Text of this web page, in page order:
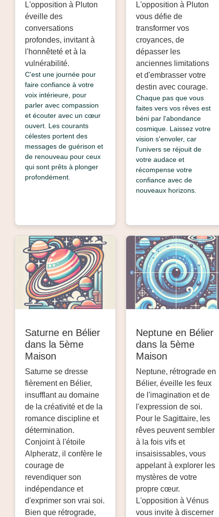
L'opposition à Pluton
éveille des
conversations
profondes, invitant à
l'honnêteté et à la
vulnérabilité.
C'est une journée pour
faire confiance à votre
voix intérieure, pour
parler avec compassion
et écouter avec un cœur
ouvert. Les courants
célestes portent des
messages de guérison et
de renouveau pour ceux
qui sont prêts à plonger
profondément.
L'opposition à Pluton
vous défie de
transformer vos
croyances, de
dépasser les
anciennes limitations
et d'embrasser votre
destin avec courage.
Chaque pas que vous
faites vers vos rêves est
béni par l'abondance
cosmique. Laissez votre
vision s'envoler, car
l'univers se réjouit de
votre audace et
récompense votre
confiance avec de
nouveaux horizons.
Saturne en Bélier
dans la 5ème
Maison
Saturne se dresse
fièrement en Bélier,
insufflant au domaine
de la créativité et de la
romance discipline et
détermination.
Conjoint à l'étoile
Alpheratz, il confère le
courage de
revendiquer son
indépendance et
d'exprimer son vrai soi.
Bien que rétrograde,
Neptune en Bélier
dans la 5ème
Maison
Neptune, rétrograde en
Bélier, éveille les feux
de l'imagination et de
l'expression de soi.
Pour le Sagittaire, les
rêves peuvent sembler
à la fois vifs et
insaisissables, vous
appelant à explorer les
mystères de votre
propre cœur.
L'opposition à Vénus
vous invite à discerner